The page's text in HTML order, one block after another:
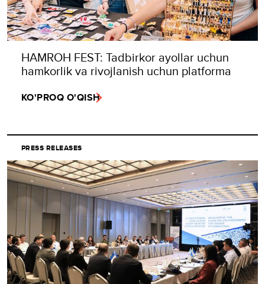
HAMROH FEST: Tadbirkor ayollar uchun
hamkorlik va rivojlanish uchun platforma
KO'PROQ O'QISH
PRESS RELEASES